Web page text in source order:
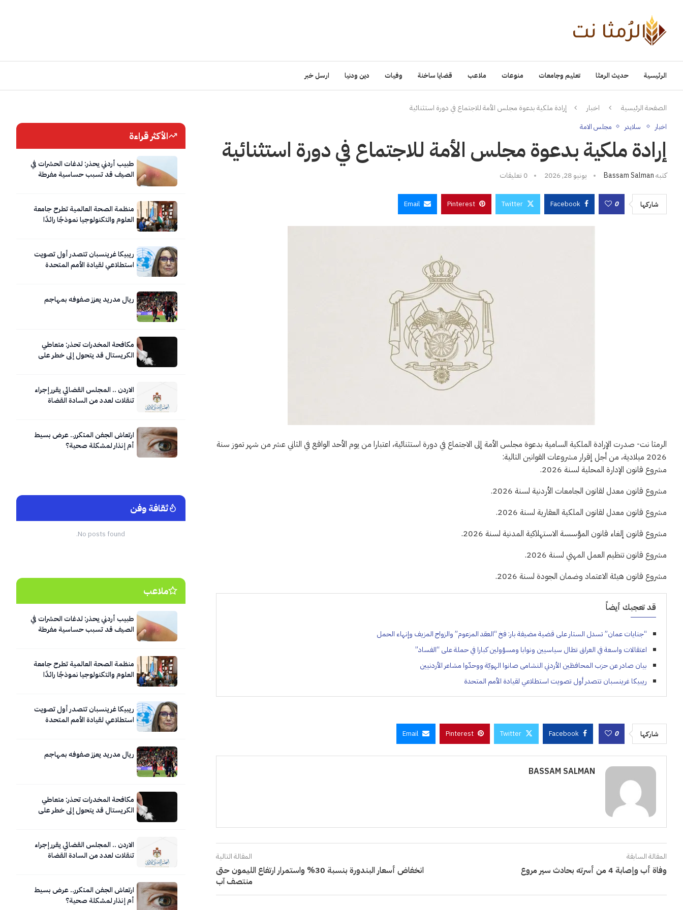
الرئيسية حديث الرمثا تعليم وجامعات منوعات ملاعب قضايا ساخنة وفيات دين ودنيا ارسل خبر
الصفحة الرئيسية اخبار إرادة ملكية بدعوة مجلس الأمة للاجتماع في دورة استثنائية
اخبار سلايدر مجلس الامة
إرادة ملكية بدعوة مجلس الأمة للاجتماع في دورة استثنائية
كتبهBassam Salman يونيو 28, 2026 0 تعليقات
شاركها 0
Facebook
Twitter
Pinterest
Email
الرمثا نت- صدرت الإرادة الملكية السامية بدعوة مجلس الأمة إلى الاجتماع في دورة استثنائية، اعتبارا من يوم الأحد الواقع في الثاني عشر من شهر تموز سنة
2026 ميلادية، من أجل إقرار مشروعات القوانين التالية:
مشروع قانون الإدارة المحلية لسنة 2026.
مشروع قانون معدل لقانون الجامعات الأردنية لسنة 2026.
مشروع قانون معدل لقانون الملكية العقارية لسنة 2026.
مشروع قانون إلغاء قانون المؤسسة الاستهلاكية المدنية لسنة 2026.
مشروع قانون تنظيم العمل المهني لسنة 2026.
مشروع قانون هيئة الاعتماد وضمان الجودة لسنة 2026.
قد تعجبك أيضاً
“جنايات عمان” تسدل الستار على قضية مضيفة بار: فخ “العقد المزعوم” والزواج المزيف وإنهاء الحمل
اعتقالات واسعة في العراق تطال سياسيين ونوابا ومسؤولين كبارا في حملة على “الفساد”
بيان صادر عن حزب المحافظين الأردني النشامى صانوا الهويّة ووحدّوا مشاعر الأردنيين
ريبيكا غرينسبان تتصدر أول تصويت استطلاعي لقيادة الأمم المتحدة
شاركها 0
Facebook
Twitter
Pinterest
Email
BASSAM SALMAN
المقالة السابقة
وفاة أب وإصابة 4 من أسرته بحادث سير مروع
المقالة التالية
انخفاض أسعار البندورة بنسبة 30% واستمرار ارتفاع الليمون حتى
منتصف آب
الأكثر قراءة
طبيب أردني يحذر: لدغات الحشرات في
الصيف قد تسبب حساسية مفرطة
منظمة الصحة العالمية تطرح جامعة
العلوم والتكنولوجيا نموذجًا رائدًا
ريبيكا غرينسبان تتصدر أول تصويت
استطلاعي لقيادة الأمم المتحدة
ريال مدريد يعزز صفوفه بمهاجم
مكافحة المخدرات تحذر: متعاطي
الكريستال قد يتحول إلى خطر على
الاردن .. المجلس القضائي يقرر إجراء
تنقلات لعدد من السادة القضاة
ارتعاش الجفن المتكرر.. عرض بسيط
أم إنذار لمشكلة صحية؟
ثقافة وفن
No posts found.
ملاعب
طبيب أردني يحذر: لدغات الحشرات في
الصيف قد تسبب حساسية مفرطة
منظمة الصحة العالمية تطرح جامعة
العلوم والتكنولوجيا نموذجًا رائدًا
ريبيكا غرينسبان تتصدر أول تصويت
استطلاعي لقيادة الأمم المتحدة
ريال مدريد يعزز صفوفه بمهاجم
مكافحة المخدرات تحذر: متعاطي
الكريستال قد يتحول إلى خطر على
الاردن .. المجلس القضائي يقرر إجراء
تنقلات لعدد من السادة القضاة
ارتعاش الجفن المتكرر.. عرض بسيط
أم إنذار لمشكلة صحية؟